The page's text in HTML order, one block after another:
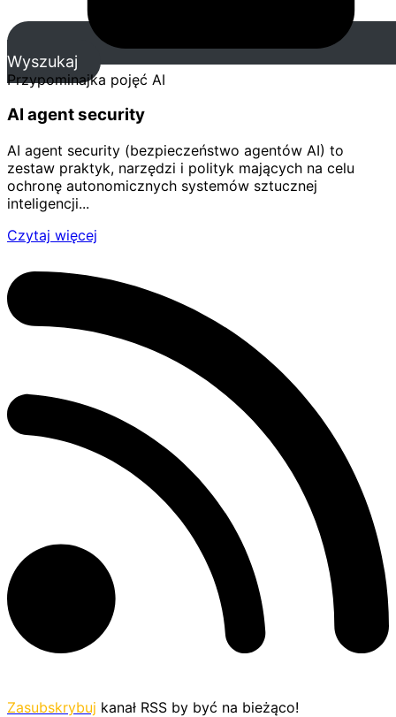
Wyszukaj
Przypominajka pojęć AI
AI agent security
AI agent security (bezpieczeństwo agentów AI) to
zestaw praktyk, narzędzi i polityk mających na celu
ochronę autonomicznych systemów sztucznej
inteligencji...
Czytaj więcej
Zasubskrybuj kanał RSS by być na bieżąco!